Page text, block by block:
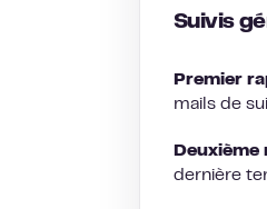
Suivis
Premier
mails de
Deuxième
dernière